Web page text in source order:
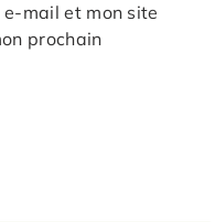
e-mail et mon site
prochain